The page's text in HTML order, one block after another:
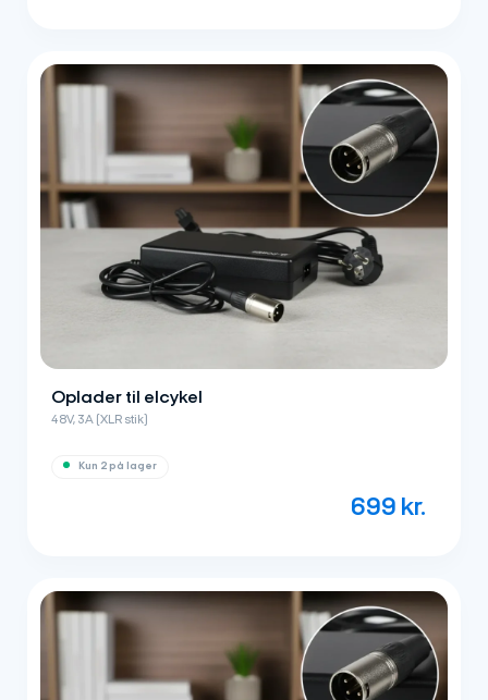
Oplader til elcykel
48V, 3A (XLR stik)
699 kr.
Kun 2 på lager